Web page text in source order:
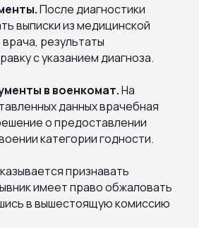
После диагностики
выписки из медицинской
результаты
с указанием диагноза.
в военкомат.На
данных врачебная
о предоставлении
категории годности.
признавать
имеет право обжаловать
в вышестоящую комиссию